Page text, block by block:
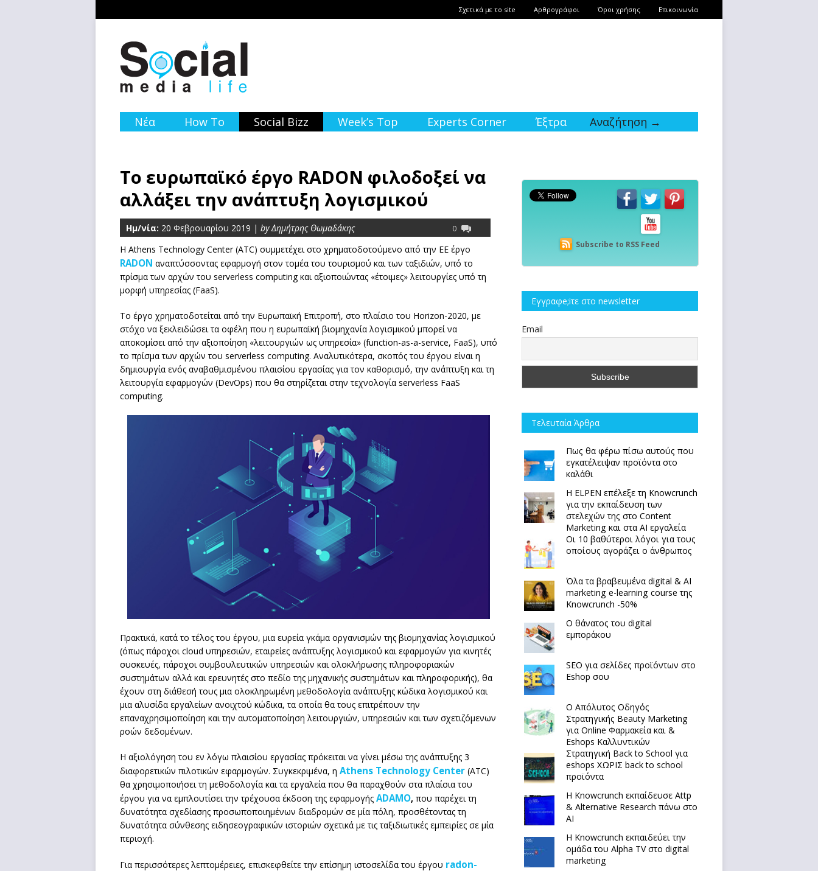
Σχετικά με το site Αρθρογράφοι Όροι χρήσης Επικοινωνία
Νέα How To Social Bizz Week’s Top Experts Corner Έξτρα Αναζήτηση →
Το ευρωπαϊκό έργο RADON φιλοδοξεί να
αλλάξει την ανάπτυξη λογισμικού
Ημ/νία: 20 Φεβρουαρίου 2019 | by Δημήτρης Θωμαδάκης 0
Η Athens Technology Center (ATC) συμμετέχει στο χρηματοδοτούμενο από την ΕΕ έργο
RADON αναπτύσσοντας εφαρμογή στον τομέα του τουρισμού και των ταξιδιών, υπό το
πρίσμα των αρχών του serverless computing και αξιοποιώντας «έτοιμες» λειτουργίες υπό τη
μορφή υπηρεσίας (FaaS).
Το έργο χρηματοδοτείται από την Ευρωπαϊκή Επιτροπή, στο πλαίσιο του Horizon-2020, με
στόχο να ξεκλειδώσει τα οφέλη που η ευρωπαϊκή βιομηχανία λογισμικού μπορεί να
αποκομίσει από την αξιοποίηση «λειτουργιών ως υπηρεσία» (function-as-a-service, FaaS), υπό
το πρίσμα των αρχών του serverless computing. Αναλυτικότερα, σκοπός του έργου είναι η
δημιουργία ενός αναβαθμισμένου πλαισίου εργασίας για τον καθορισμό, την ανάπτυξη και τη
λειτουργία εφαρμογών (DevOps) που θα στηρίζεται στην τεχνολογία serverless FaaS
computing.
Πρακτικά, κατά το τέλος του έργου, μια ευρεία γκάμα οργανισμών της βιομηχανίας λογισμικού
(όπως πάροχοι cloud υπηρεσιών, εταιρείες ανάπτυξης λογισμικού και εφαρμογών για κινητές
συσκευές, πάροχοι συμβουλευτικών υπηρεσιών και ολοκλήρωσης πληροφοριακών
συστημάτων αλλά και ερευνητές στο πεδίο της μηχανικής συστημάτων και πληροφορικής), θα
έχουν στη διάθεσή τους μια ολοκληρωμένη μεθοδολογία ανάπτυξης κώδικα λογισμικού και
μια αλυσίδα εργαλείων ανοιχτού κώδικα, τα οποία θα τους επιτρέπουν την
επαναχρησιμοποίηση και την αυτοματοποίηση λειτουργιών, υπηρεσιών και των σχετιζόμενων
ροών δεδομένων.
Η αξιολόγηση του εν λόγω πλαισίου εργασίας πρόκειται να γίνει μέσω της ανάπτυξης 3
διαφορετικών πιλοτικών εφαρμογών. Συγκεκριμένα, η Athens Technology Center (ATC)
θα χρησιμοποιήσει τη μεθοδολογία και τα εργαλεία που θα παραχθούν στα πλαίσια του
έργου για να εμπλουτίσει την τρέχουσα έκδοση της εφαρμογής ADAMO, που παρέχει τη
δυνατότητα σχεδίασης προσωποποιημένων διαδρομών σε μία πόλη, προσθέτοντας τη
δυνατότητα σύνθεσης ειδησεογραφικών ιστοριών σχετικά με τις ταξιδιωτικές εμπειρίες σε μία
περιοχή.
Για περισσότερες λεπτομέρειες, επισκεφθείτε την επίσημη ιστοσελίδα του έργου radon-
Subscribe to RSS Feed
Εγγραφe;iτε στο newsletter
Email
Τελευταία Άρθρα
Πως θα φέρω πίσω αυτούς που
εγκατέλειψαν προϊόντα στο
καλάθι
Η ELPEN επέλεξε τη Knowcrunch
για την εκπαίδευση των
στελεχών της στο Content
Marketing και στα AI εργαλεία
Οι 10 βαθύτεροι λόγοι για τους
οποίους αγοράζει ο άνθρωπος
Όλα τα βραβευμένα digital & AI
marketing e-learning course της
Knowcrunch -50%
Ο θάνατος του digital
εμποράκου
SEO για σελίδες προϊόντων στο
Eshop σου
Ο Απόλυτoς Οδηγός
Στρατηγικής Beauty Marketing
για Online Φαρμακεία και &
Eshops Καλλυντικών
Στρατηγική Back to School για
eshops ΧΩΡΙΣ back to school
προϊόντα
Η Knowcrunch εκπαίδευσε Attp
& Alternative Research πάνω στο
ΑΙ
Η Knowcrunch εκπαιδεύει την
ομάδα του Alpha TV στο digital
marketing